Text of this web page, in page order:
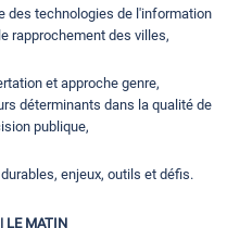
des technologies de l'information
rapprochement des villes,
et approche genre,
déterminants dans la qualité de
publique,
enjeux, outils et défis.
LE MATIN